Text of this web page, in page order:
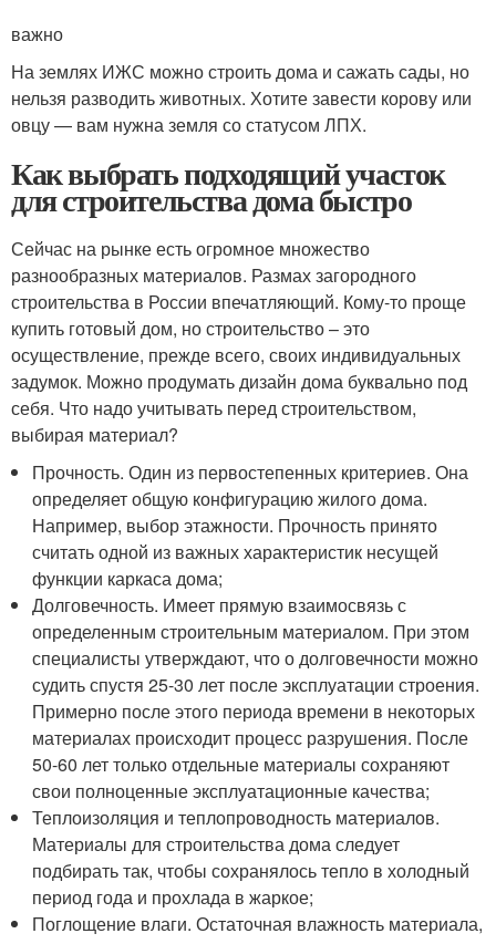
важно
На землях ИЖС можно строить дома и сажать сады, но
нельзя разводить животных. Хотите завести корову или
овцу — вам нужна земля со статусом ЛПХ.
Как выбрать подходящий участок
для строительства дома быстро
Сейчас на рынке есть огромное множество
разнообразных материалов. Размах загородного
строительства в России впечатляющий. Кому-то проще
купить готовый дом, но строительство – это
осуществление, прежде всего, своих индивидуальных
задумок. Можно продумать дизайн дома буквально под
себя. Что надо учитывать перед строительством,
выбирая материал?
Прочность. Один из первостепенных критериев. Она
определяет общую конфигурацию жилого дома.
Например, выбор этажности. Прочность принято
считать одной из важных характеристик несущей
функции каркаса дома;
Долговечность. Имеет прямую взаимосвязь с
определенным строительным материалом. При этом
специалисты утверждают, что о долговечности можно
судить спустя 25-30 лет после эксплуатации строения.
Примерно после этого периода времени в некоторых
материалах происходит процесс разрушения. После
50-60 лет только отдельные материалы сохраняют
свои полноценные эксплуатационные качества;
Теплоизоляция и теплопроводность материалов.
Материалы для строительства дома следует
подбирать так, чтобы сохранялось тепло в холодный
период года и прохлада в жаркое;
Поглощение влаги. Остаточная влажность материала,